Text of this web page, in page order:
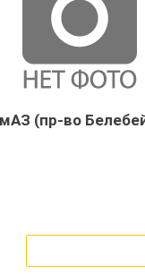
(пр-во